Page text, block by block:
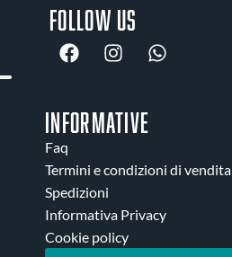
Follow us
INFORMATIVE
Faq
Termini e condizioni di vendita
Spedizioni
Informativa Privacy
Cookie policy